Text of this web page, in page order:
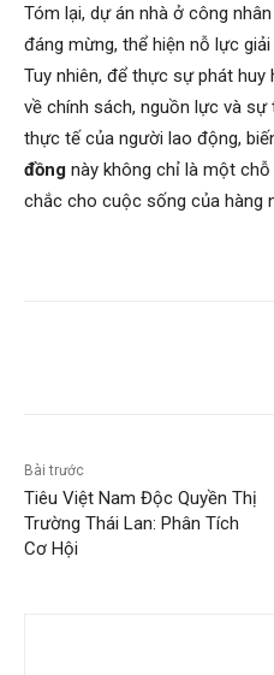
Tóm lại, dự án nhà ở công
đáng mừng, thể hiện nỗ lực
Tuy nhiên, để thực sự phát
về chính sách, nguồn lực và
thực tế của người lao động,
đồng này không chỉ là một
chắc cho cuộc sống của hàng
Bài trước
Tiêu Việt Nam Độc Quyền Thị
Trường Thái Lan: Phân Tích
Cơ Hội